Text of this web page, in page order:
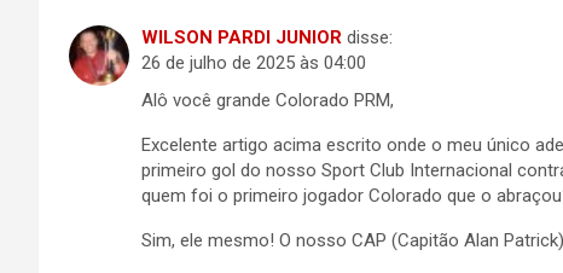
WILSON PARDI JUNIOR disse:
26 de julho de 2025 às 04:00
Alô você grande Colorado PRM,
Excelente artigo acima escrito onde o meu único
primeiro gol do nosso Sport Club Internacional
quem foi o primeiro jogador Colorado que o
Sim, ele mesmo! O nosso CAP (Capitão Alan